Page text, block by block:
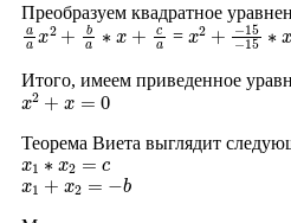
Преобразуем квадратное
aax2+ba∗x+ca = x2+
−15−15∗x+
Итого, имеем приведенное
x2+x= 0
Теорема Виета выглядит
x1∗x2= c
x1 + x2 =− b